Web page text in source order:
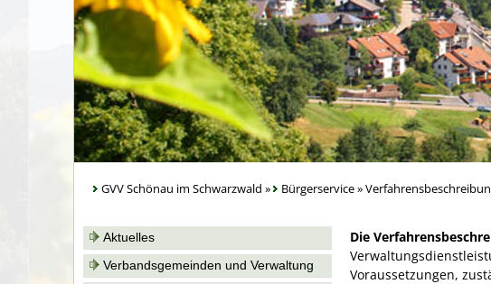
GVV Schönau im Schwarzwald » Bürgerservice»
Aktuelles
Verbandsgemeinden und Verwaltung
Die
Voraussetzungen,